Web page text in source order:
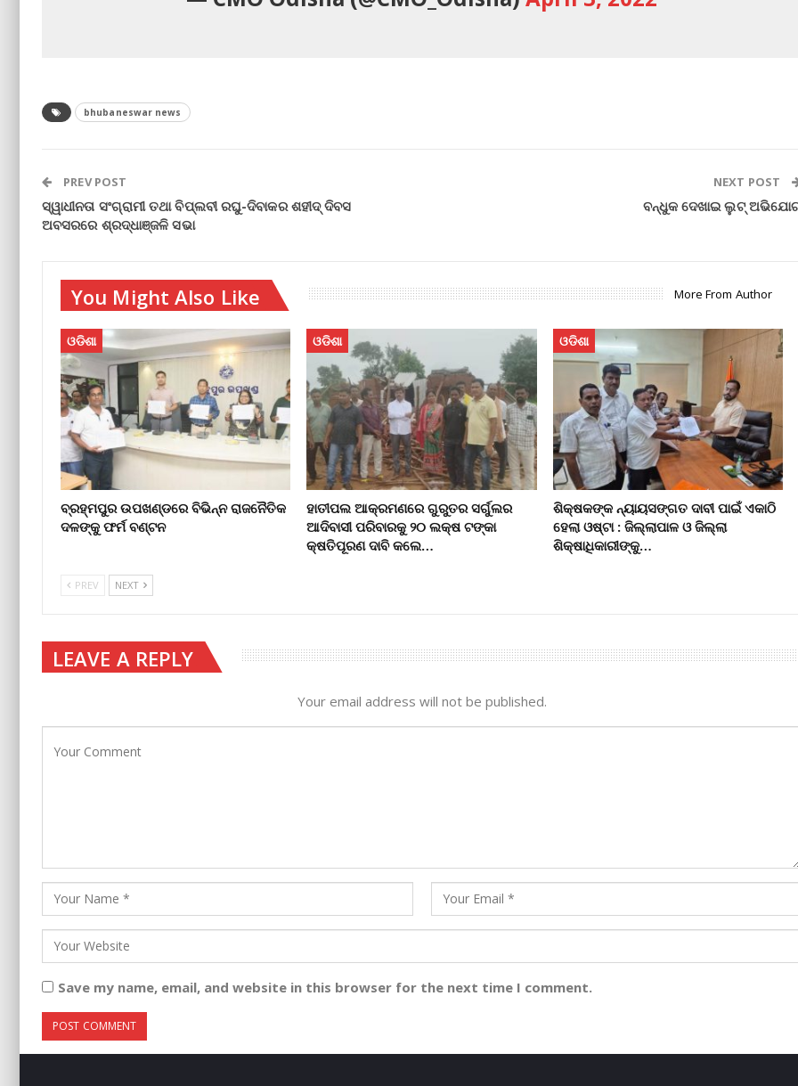
bhubaneswar news
PREV POST
ସ୍ୱାଧୀନତା ସଂଗ୍ରାମୀ ତଥା ବିପ୍ଲବୀ ରଘୁ-ଦିବାକର ଶହୀଦ୍ ଦିବସ
ଅବସରରେ ଶ୍ରଦ୍ଧାଞ୍ଜଳି ସଭା
NEXT POST
ବନ୍ଧୁକ ଦେଖାଇ ଲୁଟ୍
You Might Also Like More From Author
ଓଡିଶା
ବ୍ରହ୍ମପୁର ଉପଖଣ୍ଡରେ ବିଭିନ୍ନ ରାଜନୈତିକ
ଦଳଙ୍କୁ ଫର୍ମ ବଣ୍ଟନ
ଓଡିଶା
ହାତୀପଲ ଆକ୍ରମଣରେ ଗୁରୁତର ସର୍ଗୁଲର
ଆଦିବାସୀ ପରିବାରକୁ ୨୦ ଲକ୍ଷ ଟଙ୍କା
କ୍ଷତିପୂରଣ ଦାବି କଲେ…
ଓଡିଶା
ଶିକ୍ଷକଙ୍କ ନ୍ୟାୟସଙ୍ଗତ ଦାବୀ ପାଇଁ ଏକାଠି
ହେଲା ଓଷ୍ଟା : ଜିଲ୍ଲାପାଳ ଓ ଜିଲ୍ଲା
ଶିକ୍ଷାଧିକାରୀଙ୍କୁ…
PREV NEXT
LEAVE A REPLY
Your email address will not be published.
Save my name, email, and website in this browser for the next time I comment.